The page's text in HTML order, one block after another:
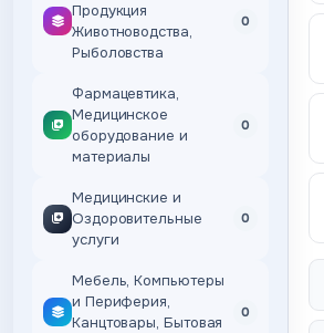
Продукция
Животноводства,
Рыболовства
0
Фармацевтика,
Медицинское
оборудование и
материалы
0
Медицинские и
Оздоровительные
услуги
0
Мебель, Компьютеры
и Периферия,
Канцтовары, Бытовая
0